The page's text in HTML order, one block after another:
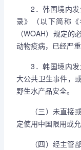
2．韩国境内发
录》（以下简称
（WOAH）规定
动物疫病，已经严
3．韩国境内发
大公共卫生事件，
野生水产品安全。
（三）未直接或
定使用中国限用或
（四）经主管部